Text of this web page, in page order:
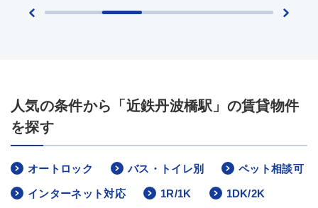
人気の条件から「近鉄丹波橋駅」の賃貸物件
を探す
オートロック バス・トイレ別 ペット相談可
インターネット対応 1R/1K 1DK/2K